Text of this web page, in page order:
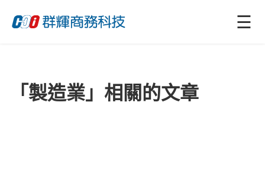
☰
「製造業」相關的文章